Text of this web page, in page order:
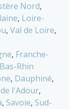
Nord,
, Loire-
, Val de Loire,
, Franche-
Bas-Rhin
, Dauphiné,
l'Adour,
, Savoie, Sud-